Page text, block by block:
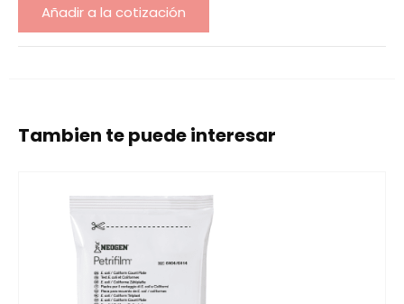
Añadir a la cotización
Tambien te puede interesar